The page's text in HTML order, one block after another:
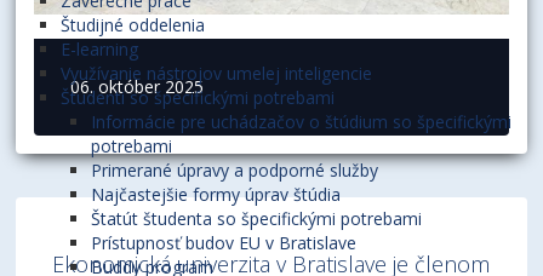
Študijné oddelenia
E-learning
Využívanie nástrojov umelej inteligencie
Študenti so špecifickými potrebami
Informácie pre uchádzačov o štúdium so špecifickými
potrebami
Primerané úpravy a podporné služby
Najčastejšie formy úprav štúdia
Štatút študenta so špecifickými potrebami
Prístupnosť budov EU v Bratislave
Buddy program
06. október 2025
Ekonomická univerzita v Bratislave je členom